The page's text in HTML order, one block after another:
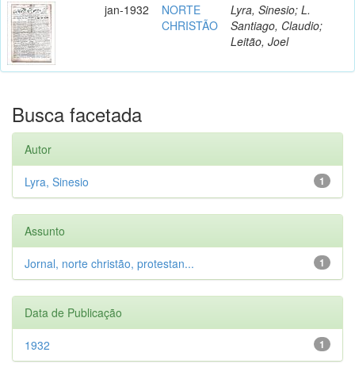
jan-1932
NORTE
CHRISTÃO
Lyra, Sinesio; L.
Santiago, Claudio;
Leitão, Joel
Busca facetada
Autor
1
Lyra, Sinesio
Assunto
1
Jornal, norte christão, protestan...
Data de Publicação
1
1932